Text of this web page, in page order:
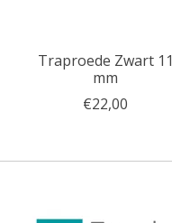
Traproede Zwart 11
mm
€22,00